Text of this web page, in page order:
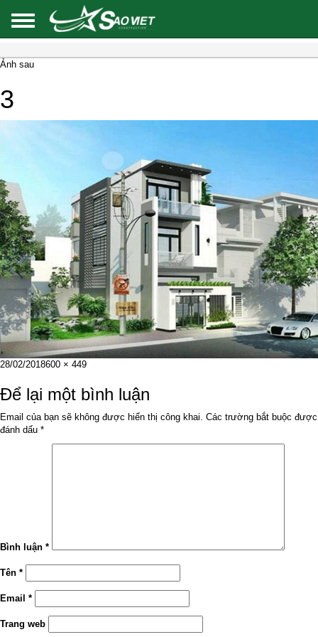
Ảnh sau
3
Đăng
ngày
28/02/2018Kích
đầy
đủ
600 × 449
Để lại một bình luận
Email của bạn sẽ không được hiển thị công khai. Các trường bắt buộc được
đánh dấu *
Bình luận *
Tên *
Email *
Trang web